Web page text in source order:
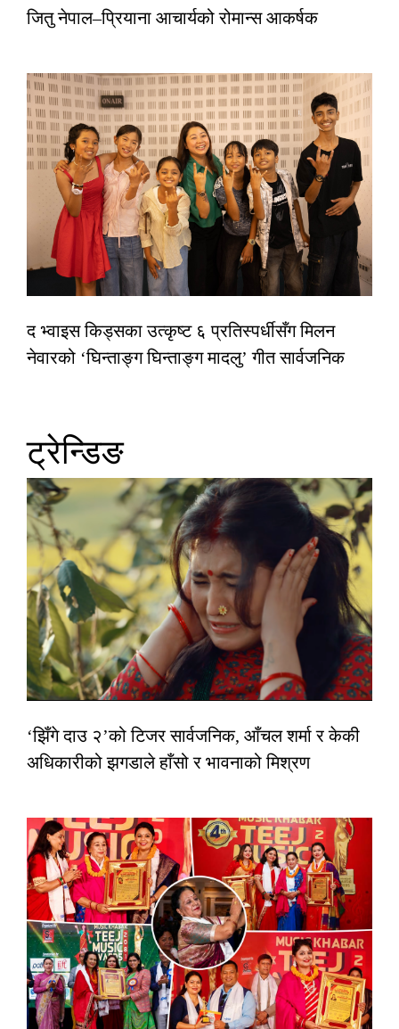
जितु नेपाल–प्रियाना आचार्यको रोमान्स आकर्षक
द भ्वाइस किड्सका उत्कृष्ट ६ प्रतिस्पर्धीसँग मिलन
नेवारको ‘घिन्ताङ्ग घिन्ताङ्ग मादलु’ गीत सार्वजनिक
ट्रेन्डिङ
‘झिँगे दाउ २’को टिजर सार्वजनिक, आँचल शर्मा र केकी
अधिकारीको झगडाले हाँसो र भावनाको मिश्रण